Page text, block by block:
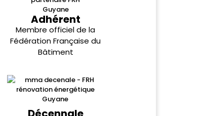
Adhérent
Membre officiel de la
Fédération Française du
Bâtiment